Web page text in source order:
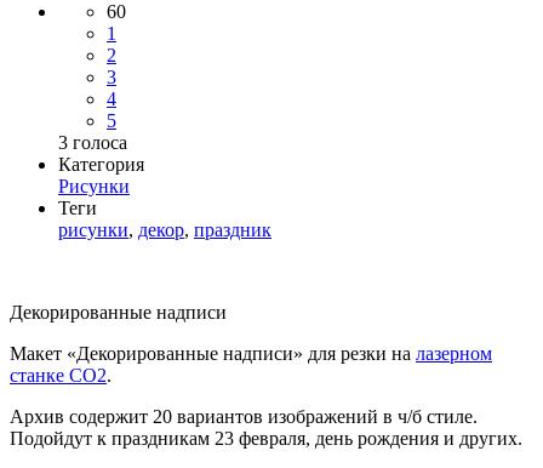
60
1
2
3
4
5
3 голоса
Категория
Рисунки
Теги
рисунки, декор, праздник
Декорированные надписи
Макет «Декорированные надписи» для резки на лазерном
станке СО2.
Архив содержит 20 вариантов изображений в ч/б стиле.
Подойдут к праздникам 23 февраля, день рождения и других.